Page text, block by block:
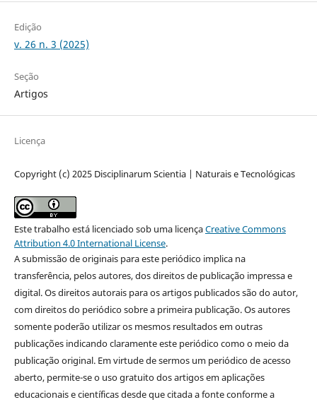
Edição
v. 26 n. 3 (2025)
Seção
Artigos
Licença
Copyright (c) 2025 Disciplinarum Scientia | Naturais e Tecnológicas
Este trabalho está licenciado sob uma licençaCreative Commons
Attribution 4.0 International License.
A submissão de originais para este periódico implica na
transferência, pelos autores, dos direitos de publicação impressa e
digital. Os direitos autorais para os artigos publicados são do autor,
com direitos do periódico sobre a primeira publicação. Os autores
somente poderão utilizar os mesmos resultados em outras
publicações indicando claramente este periódico como o meio da
publicação original. Em virtude de sermos um periódico de acesso
aberto, permite-se o uso gratuito dos artigos em aplicações
educacionais e científicas desde que citada a fonte conforme a